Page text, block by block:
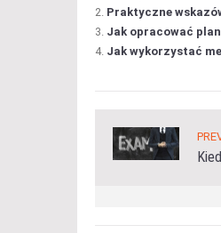
Praktyczne
Jak opracować
Jak wykorzystać